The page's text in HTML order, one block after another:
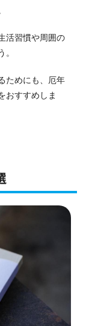
活習慣や周囲の
ためにも、厄年
おすすめしま